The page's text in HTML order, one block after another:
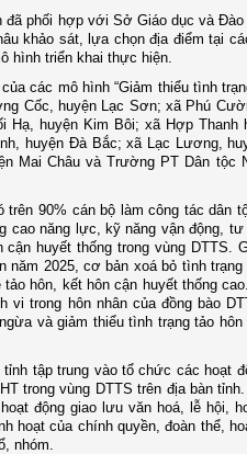
đã phối hợp với Sở Giáo dục và Đào
khảo sát, lựa chọn địa điểm tại
hình triển khai thực hiện.
các mô hình “Giảm thiểu tình
Cốc, huyện Lạc Sơn; xã Phú
Hạ, huyện Kim Bôi; xã Hợp
huyện Đà Bắc; xã Lạc Lương,
Mai Châu và Trường PT Dân tộc
trên 90% cán bộ làm công tác dân
cao năng lực, kỹ năng vận động,
cận huyết thống trong vùng DTTS.
năm 2025, cơ bản xoá bỏ tình
hôn, kết hôn cận huyết thống
vi trong hôn nhân của đồng bào
và giảm thiểu tình trạng tảo
tập trung vào tổ chức các hoạt
trong vùng DTTS trên địa bàn
động giao lưu văn hoá, lễ hội,
hoạt của chính quyền, đoàn thể,
nhóm.